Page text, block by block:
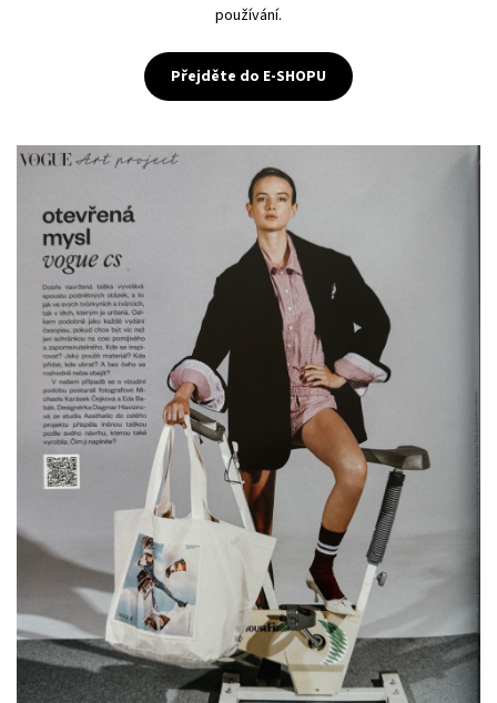
používání.
Přejděte do E-SHOPU